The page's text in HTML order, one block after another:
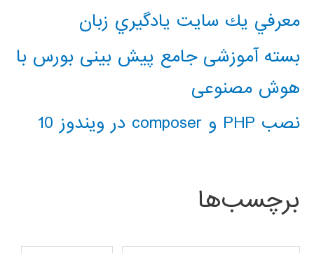
معرفي يك سايت يادگيري زبان
بسته آموزشی جامع پیش بینی بورس با
هوش مصنوعی
نصب PHP و composer در ویندوز 10
برچسب‌ها